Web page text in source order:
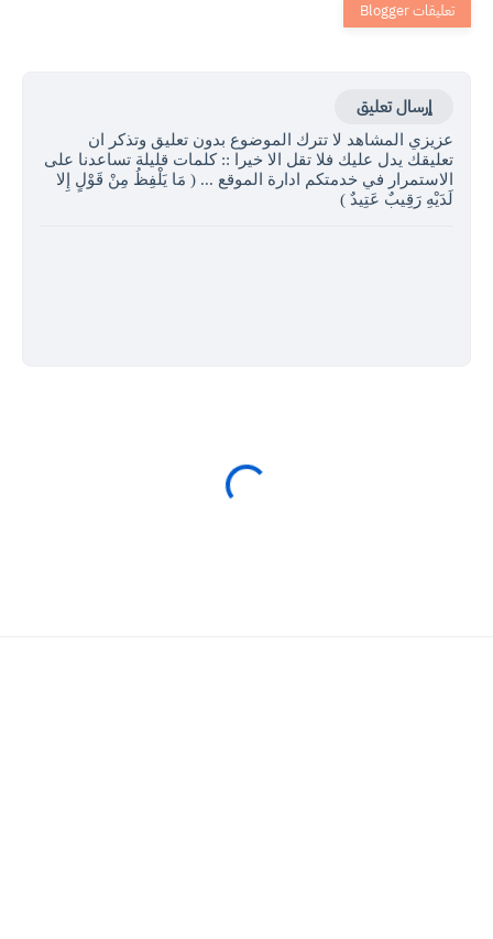
إرسال تعليق
عزيزي المشاهد لا تترك الموضوع بدون تعليق وتذكر ان
تعليقك يدل عليك فلا تقل الا خيرا :: كلمات قليلة تساعدنا على
الاستمرار في خدمتكم ادارة الموقع ... ( مَا يَلْفِظُ مِنْ قَوْلٍ إِلا
لَدَيْهِ رَقِيبٌ عَتِيدٌ )